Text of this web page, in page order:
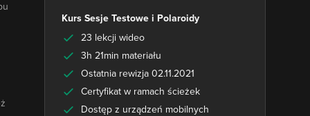
Kurs Sesje Testowe i Polaroidy
23 lekcji wideo
3h 21min materiału
Ostatnia rewizja 02.11.2021
Certyfikat w ramach ścieżek
Dostęp z urządzeń mobilnych